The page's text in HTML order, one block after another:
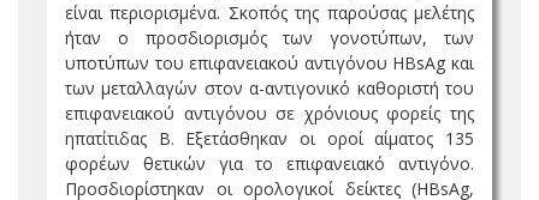
είναι περιορισμένα. Σκοπός της παρούσας μελέτης
ήταν ο προσδιορισμός των γονοτύπων, των
υποτύπων του επιφανειακού αντιγόνου HBsAg και
των μεταλλαγών στον α-αντιγονικό καθοριστή του
επιφανειακού αντιγόνου σε χρόνιους φορείς της
ηπατίτιδας Β. Εξετάσθηκαν οι οροί αίματος 135
φορέων θετικών για το επιφανειακό αντιγόνο.
Προσδιορίστηκαν οι ορολογικοί δείκτες (HBsAg,